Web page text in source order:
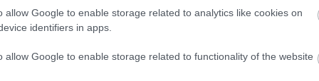
allow Google to enable storage related to analytics like cookies on
identifiers in apps.
allow Google to enable storage related to functionality of the website